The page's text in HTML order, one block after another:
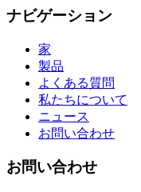
ナビゲーション
家
製品
よくある質問
私たちについて
ニュース
お問い合わせ
お問い合わせ